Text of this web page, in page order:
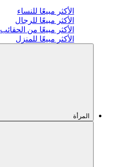
الأكثر مبيعًا للنساء
الأكثر مبيعًا للرجال
الأكثر مبيعًا من الحقائب
الأكثر مبيعًا للمنزل
المرأة